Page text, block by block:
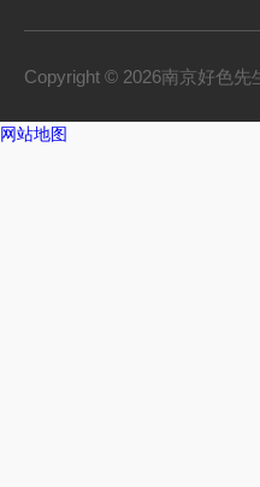
Copyright © 2026南京好色
网站地图